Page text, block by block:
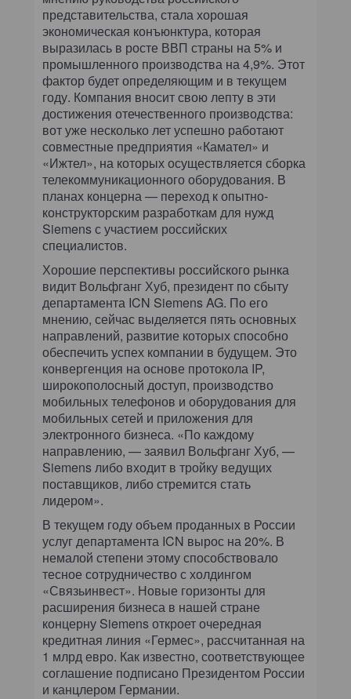
представительства, стала хорошая
экономическая конъюнктура, которая
выразилась в росте ВВП страны на 5% и
промышленного производства на 4,9%. Этот
фактор будет определяющим и в текущем
году. Компания вносит свою лепту в эти
достижения отечественного производства:
вот уже несколько лет успешно работают
совместные предприятия «Камател» и
«Ижтел», на которых осуществляется сборка
телекоммуникационного оборудования. В
планах концерна — переход к опытно-
конструкторским разработкам для нужд
Siemens с участием российских
специалистов.
Хорошие перспективы российского рынка
видит Вольфганг Хуб, президент по сбыту
департамента ICN Siemens AG. По его
мнению, сейчас выделяется пять основных
направлений, развитие которых способно
обеспечить успех компании в будущем. Это
конвергенция на основе протокола IP,
широкополосный доступ, производство
мобильных телефонов и оборудования для
мобильных сетей и приложения для
электронного бизнеса. «По каждому
направлению, — заявил Вольфганг Хуб, —
Siemens либо входит в тройку ведущих
поставщиков, либо стремится стать
лидером».
В текущем году объем проданных в России
услуг департамента ICN вырос на 20%. В
немалой степени этому способствовало
тесное сотрудничество с холдингом
«Связьинвест». Новые горизонты для
расширения бизнеса в нашей стране
концерну Siemens откроет очередная
кредитная линия «Гермес», рассчитанная на
1 млрд евро. Как известно, соответствующее
соглашение подписано Президентом России
и канцлером Германии.